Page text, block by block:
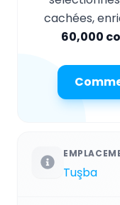
cachées,
60,000
Tuşba